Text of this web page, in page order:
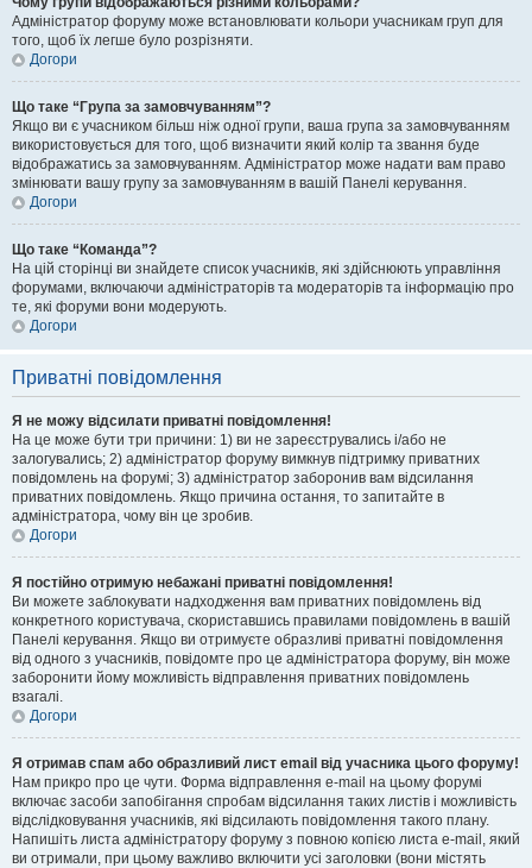
Адміністратор форуму може встановлювати кольори учасникам груп для
того, щоб їх легше було розрізняти.
Догори
Що таке “Група за замовчуванням”?
Якщо ви є учасником більш ніж одної групи, ваша група за замовчуванням
використовується для того, щоб визначити який колір та звання буде
відображатись за замовчуванням. Адміністратор може надати вам право
змінювати вашу групу за замовчуванням в вашій Панелі керування.
Догори
Що таке “Команда”?
На цій сторінці ви знайдете список учасників, які здійснюють управління
форумами, включаючи адміністраторів та модераторів та інформацію про
те, які форуми вони модерують.
Догори
Приватні повідомлення
Я не можу відсилати приватні повідомлення!
На це може бути три причини: 1) ви не зареєструвались і/або не
залогувались; 2) адміністратор форуму вимкнув підтримку приватних
повідомлень на форумі; 3) адміністратор заборонив вам відсилання
приватних повідомлень. Якщо причина остання, то запитайте в
адміністратора, чому він це зробив.
Догори
Я постійно отримую небажані приватні повідомлення!
Ви можете заблокувати надходження вам приватних повідомлень від
конкретного користувача, скориставшись правилами повідомлень в вашій
Панелі керування. Якщо ви отримуєте образливі приватні повідомлення
від одного з учасників, повідомте про це адміністратора форуму, він може
заборонити йому можливість відправлення приватних повідомлень
взагалі.
Догори
Я отримав спам або образливий лист email від учасника цього форуму!
Нам прикро про це чути. Форма відправлення e-mail на цьому форумі
включає засоби запобігання спробам відсилання таких листів і можливість
відслідковування учасників, які відсилають повідомлення такого плану.
Напишіть листа адміністратору форуму з повною копією листа e-mail, який
ви отримали, при цьому важливо включити усі заголовки (вони містять